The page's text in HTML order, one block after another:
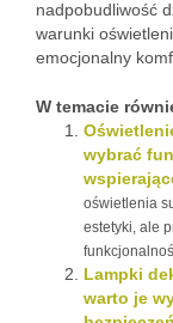
nadpobudliwość
warunki
emocjonalny
W temacie
wybrać
oświetlenia
estetyki, ale
Lampki
warto je